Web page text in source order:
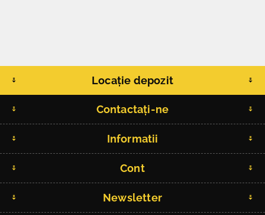
Locație depozit
Contactați-ne
Informatii
Cont
Newsletter